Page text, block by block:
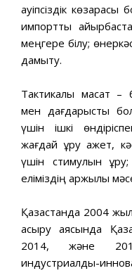
қауіпсіздік
импортты
меңгере білу;
дамыту.
Тактикалық мақсат
мен дағдарысты
үшін ішкі
жағдай құру қажет,
үшін стимулын
еліміздің қаржылық
Қазақстанда 2004
асыру аясында
2014, жəне
индустриалды-